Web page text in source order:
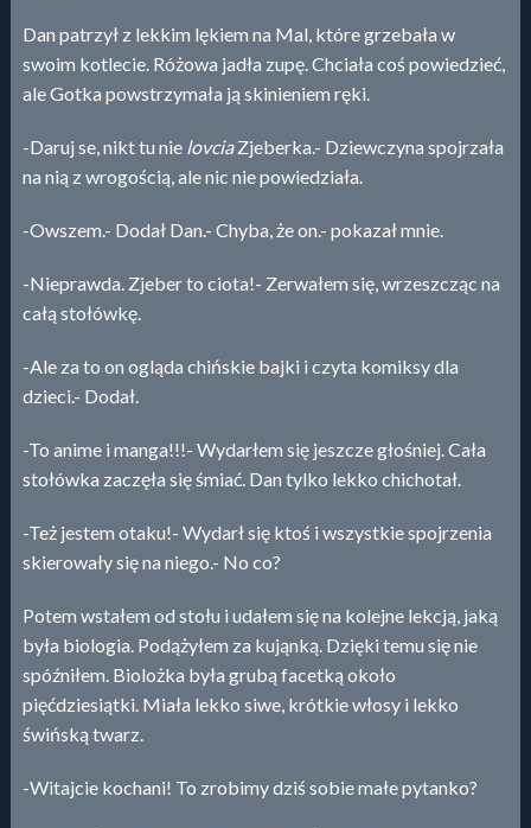
Dan patrzył z lekkim lękiem na Mal, które grzebała w
swoim kotlecie. Różowa jadła zupę. Chciała coś powiedzieć,
ale Gotka powstrzymała ją skinieniem ręki.
-Daruj se, nikt tu nie lovciaZjeberka.- Dziewczyna spojrzała
na nią z wrogością, ale nic nie powiedziała.
-Owszem.- Dodał Dan.- Chyba, że on.- pokazał mnie.
-Nieprawda. Zjeber to ciota!- Zerwałem się, wrzeszcząc na
całą stołówkę.
-Ale za to on ogląda chińskie bajki i czyta komiksy dla
dzieci.- Dodał.
-To anime i manga!!!- Wydarłem się jeszcze głośniej. Cała
stołówka zaczęła się śmiać. Dan tylko lekko chichotał.
-Też jestem otaku!- Wydarł się ktoś i wszystkie spojrzenia
skierowały się na niego.- No co?
Potem wstałem od stołu i udałem się na kolejne lekcją, jaką
była biologia. Podążyłem za kująnką. Dzięki temu się nie
spóźniłem. Biolożka była grubą facetką około
pięćdziesiątki. Miała lekko siwe, krótkie włosy i lekko
świńską twarz.
-Witajcie kochani! To zrobimy dziś sobie małe pytanko?